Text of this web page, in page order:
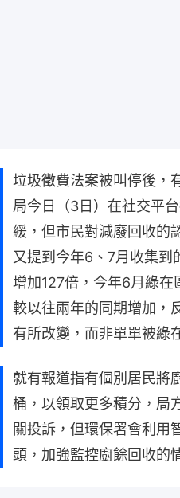
垃圾徵費法案被叫停後，
局今日（3日）在社交平
緩，但市民對減廢回收的
又提到今年6、7月收集到
增加127倍，今年6月綠
較以往兩年的同期增加，
有所改變，而非單單被綠
就有報道指有個別居民將
桶，以領取更多積分，局
關投訴，但環保署會利用
頭，加強監控廚餘回收的